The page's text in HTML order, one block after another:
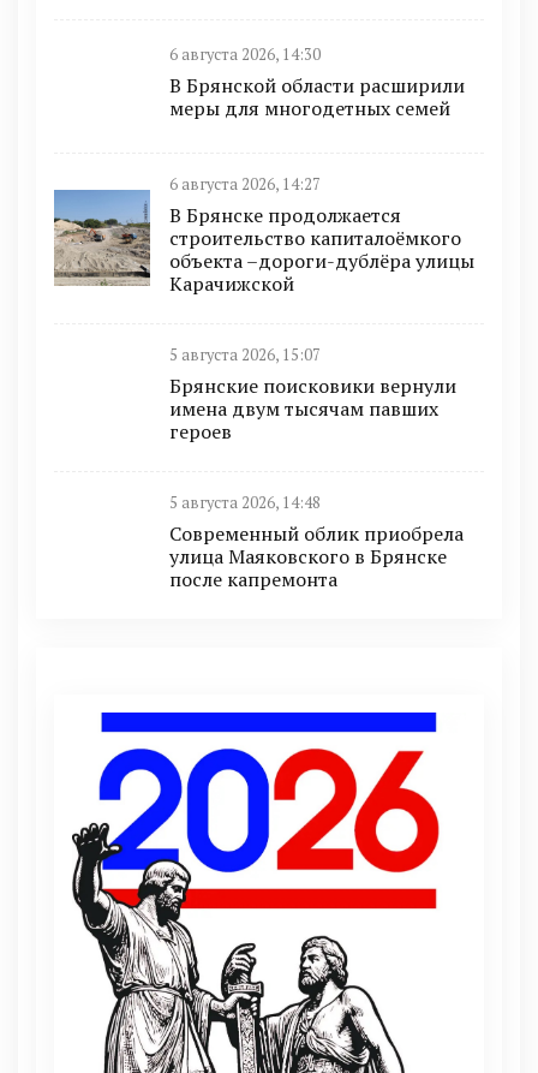
6 августа 2026, 14:30
В Брянской области расширили
меры для многодетных семей
6 августа 2026, 14:27
В Брянске продолжается
строительство капиталоёмкого
объекта –дороги-дублёра улицы
Карачижской
5 августа 2026, 15:07
Брянские поисковики вернули
имена двум тысячам павших
героев
5 августа 2026, 14:48
Современный облик приобрела
улица Маяковского в Брянске
после капремонта